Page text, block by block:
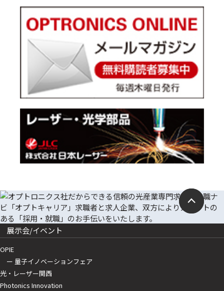
展示会/イベント
OPIE
ー 量子イノベーションフェア
光・レーザー関西
Photonics Innovation